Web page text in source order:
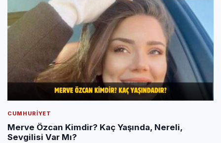
CUMHURIYET
Merve Özcan Kimdir? Kaç Yaşında, Nereli,
Sevgilisi Var Mı?